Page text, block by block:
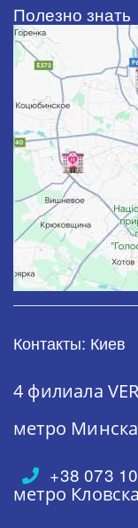
Полезно знать
Контакты: Киев
4 филиала
метро
+38 073
метро